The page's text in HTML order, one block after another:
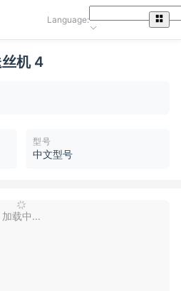
Language:
机 4
型号
中文型号
加载中...